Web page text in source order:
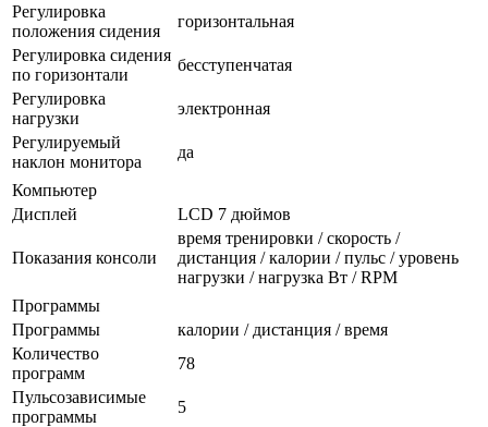
Регулировка
положения сидения
горизонтальная
Регулировка сидения
по горизонтали
бесступенчатая
Регулировка
нагрузки
электронная
Регулируемый
наклон монитора
да
Компьютер
Дисплей
LCD 7 дюймов
Показания консоли
время тренировки / скорость /
дистанция / калории / пульс / уровень
нагрузки / нагрузка Вт / RPM
Программы
Программы
калории / дистанция / время
Количество
программ
78
Пульсозависимые
программы
5